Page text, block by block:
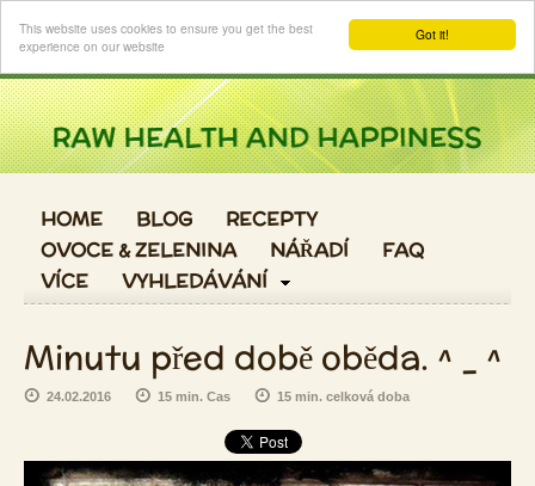
Got it!
This website uses cookies to ensure you get the best
experience on our website
Login
HOME BLOG
RECEPTY
OVOCE & ZELENINA
NÁŘADÍ
FAQ
VÍCE
VYHLEDÁVÁNÍ
Minutu před době oběda. ^ _ ^
24.02.2016 15 min. Cas 15 min. celková doba